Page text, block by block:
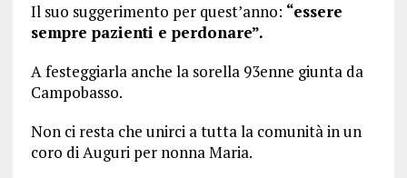
Il suo suggerimento per quest’anno: “essere
sempre pazienti e perdonare”.
A festeggiarla anche la sorella 93enne giunta da
Campobasso.
Non ci resta che unirci a tutta la comunità in un
coro di Auguri per nonna Maria.